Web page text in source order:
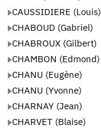
CAUSSIDIERE (Louis)
CHABOUD (Gabriel)
CHABROUX (Gilbert)
CHAMBON (Edmond)
CHANU (Eugène)
CHANU (Yvonne)
CHARNAY (Jean)
CHARVET (Blaise)